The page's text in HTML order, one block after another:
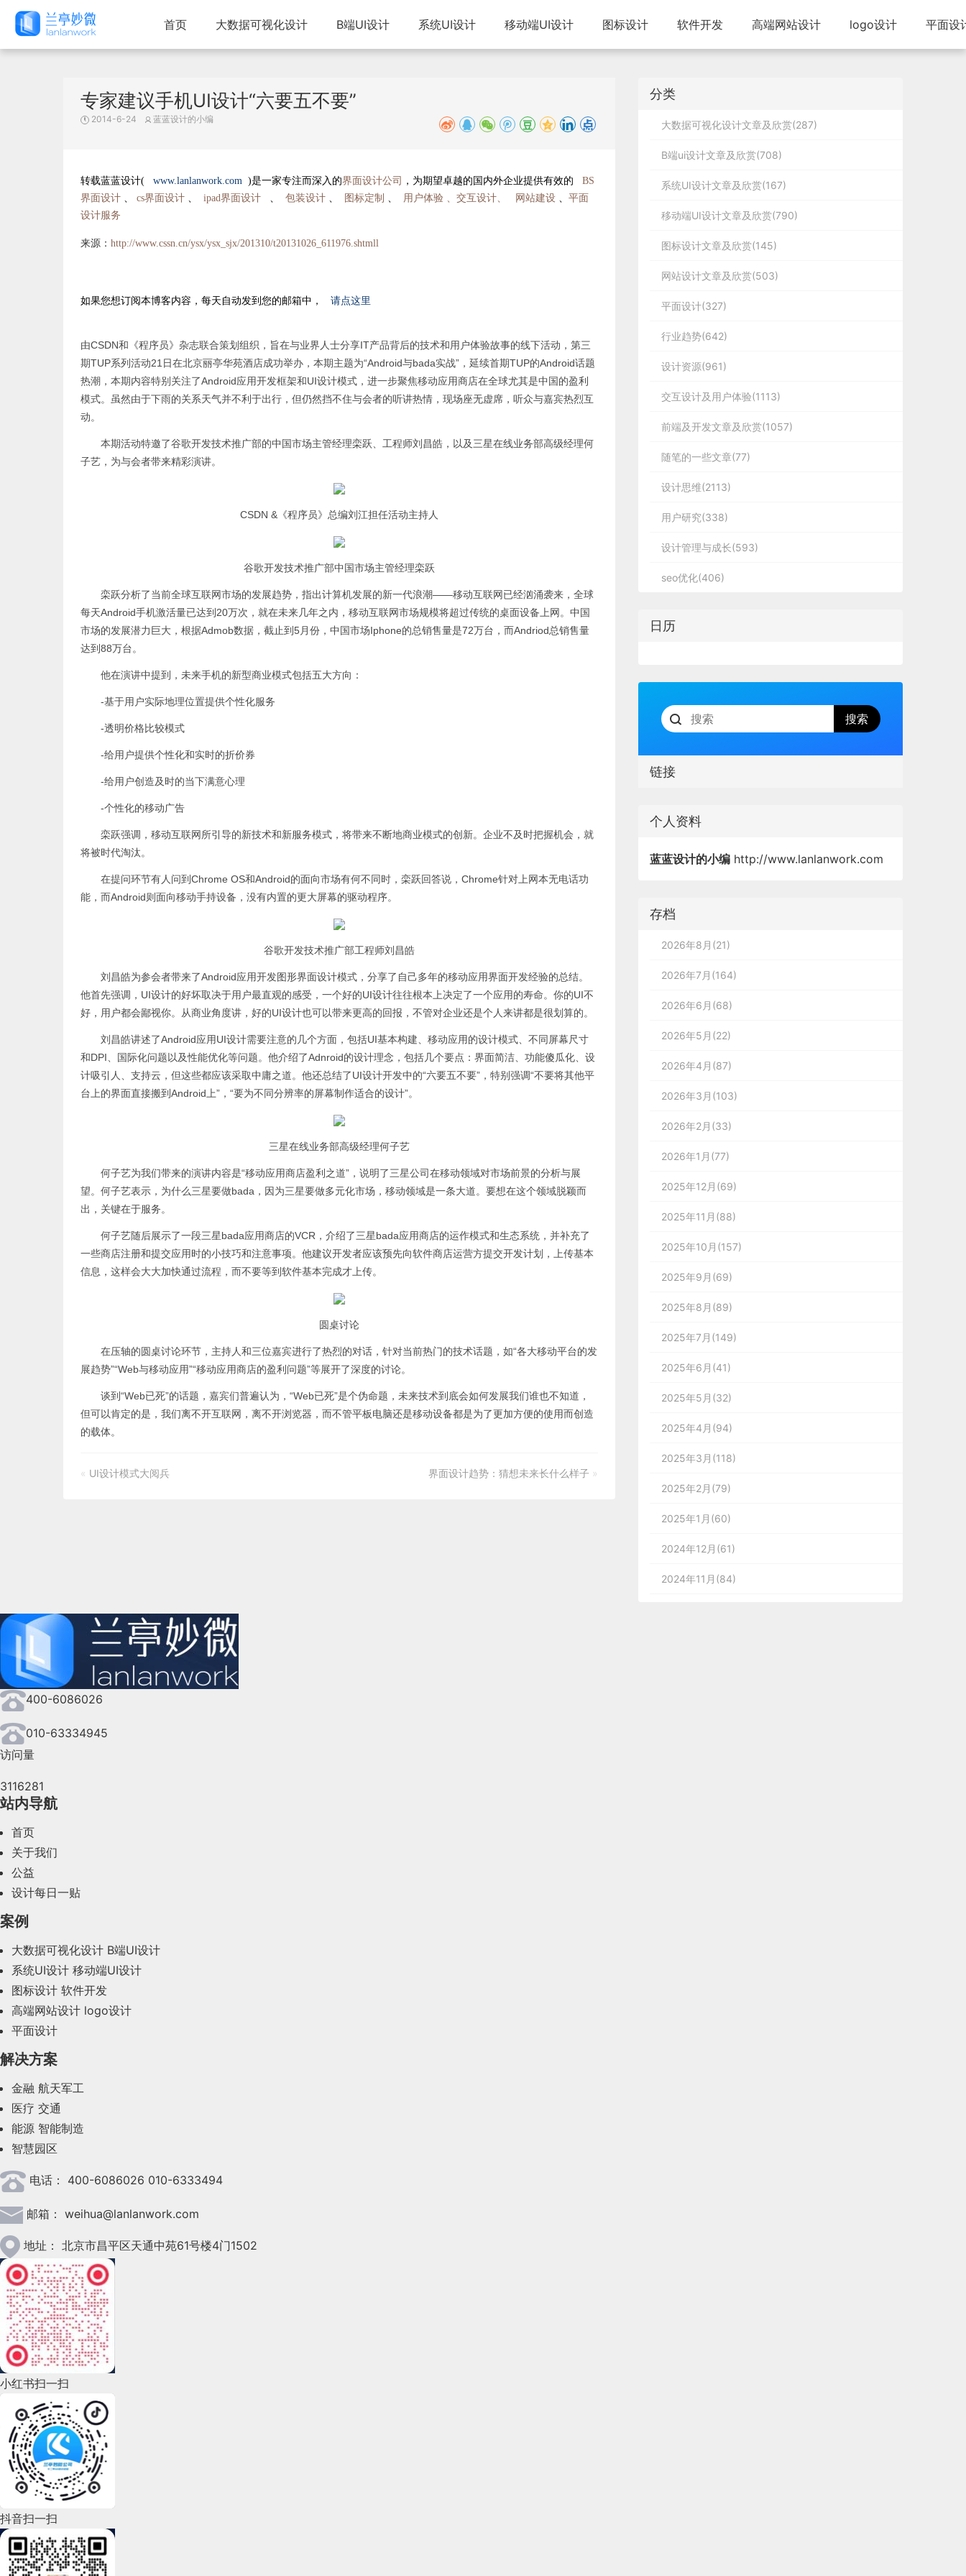
首页 大数据可视化设计 B端UI设计 系统UI设计 移动端UI设计 图标设计 软件开发 高端网站设计 logo设计 平面设
专家建议手机UI设计“六要五不要”
2014-6-24 蓝蓝设计的小编
转载蓝蓝设计( www.lanlanwork.com )是一家专注而深入的界面设计公司 ，为期望卓越的国内外企业提供有效的 BS
界面设计 、 cs界面设计 、 ipad界面设计 、 包装设计 、 图标定制 、 用户体验 、交互设计、 网站建设 、 平面
设计服务
来源： http://www.cssn.cn/ysx/ysx_sjx/201310/t20131026_611976.shtmll
如果您想订阅本博客内容，每天自动发到您的邮箱中， 请点这里
由CSDN和《程序员》杂志联合策划组织，旨在与业界人士分享IT产品背后的技术和用户体验故事的线下活动，第三
期TUP系列活动21日在北京丽亭华苑酒店成功举办，本期主题为“Android与bada实战”，延续首期TUP的Android话题
热潮，本期内容特别关注了Android应用开发框架和UI设计模式，进一步聚焦移动应用商店在全球尤其是中国的盈利
模式。虽然由于下雨的关系天气并不利于出行，但仍然挡不住与会者的听讲热情，现场座无虚席，听众与嘉宾热烈互
动。
本期活动特邀了谷歌开发技术推广部的中国市场主管经理栾跃、工程师刘昌皓，以及三星在线业务部高级经理何
子艺，为与会者带来精彩演讲。
CSDN &《程序员》总编刘江担任活动主持人
谷歌开发技术推广部中国市场主管经理栾跃
栾跃分析了当前全球互联网市场的发展趋势，指出计算机发展的新一代浪潮——移动互联网已经汹涌袭来，全球
每天Android手机激活量已达到20万次，就在未来几年之内，移动互联网市场规模将超过传统的桌面设备上网。中国
市场的发展潜力巨大，根据Admob数据，截止到5月份，中国市场Iphone的总销售量是72万台，而Andriod总销售量
达到88万台。
他在演讲中提到，未来手机的新型商业模式包括五大方向：
-基于用户实际地理位置提供个性化服务
-透明价格比较模式
-给用户提供个性化和实时的折价券
-给用户创造及时的当下满意心理
-个性化的移动广告
栾跃强调，移动互联网所引导的新技术和新服务模式，将带来不断地商业模式的创新。企业不及时把握机会，就
将被时代淘汰。
在提问环节有人问到Chrome OS和Android的面向市场有何不同时，栾跃回答说，Chrome针对上网本无电话功
能，而Android则面向移动手持设备，没有内置的更大屏幕的驱动程序。
谷歌开发技术推广部工程师刘昌皓
刘昌皓为参会者带来了Android应用开发图形界面设计模式，分享了自己多年的移动应用界面开发经验的总结。
他首先强调，UI设计的好坏取决于用户最直观的感受，一个好的UI设计往往根本上决定了一个应用的寿命。你的UI不
好，用户都会鄙视你。从商业角度讲，好的UI设计也可以带来更高的回报，不管对企业还是个人来讲都是很划算的。
刘昌皓讲述了Android应用UI设计需要注意的几个方面，包括UI基本构建、移动应用的设计模式、不同屏幕尺寸
和DPI、国际化问题以及性能优化等问题。他介绍了Adnroid的设计理念，包括几个要点：界面简洁、功能傻瓜化、设
计吸引人、支持云，但这些都应该采取中庸之道。他还总结了UI设计开发中的“六要五不要”，特别强调“不要将其他平
台上的界面直接搬到Android上”，“要为不同分辨率的屏幕制作适合的设计”。
三星在线业务部高级经理何子艺
何子艺为我们带来的演讲内容是“移动应用商店盈利之道”，说明了三星公司在移动领域对市场前景的分析与展
望。何子艺表示，为什么三星要做bada，因为三星要做多元化市场，移动领域是一条大道。要想在这个领域脱颖而
出，关键在于服务。
何子艺随后展示了一段三星bada应用商店的VCR，介绍了三星bada应用商店的运作模式和生态系统，并补充了
一些商店注册和提交应用时的小技巧和注意事项。他建议开发者应该预先向软件商店运营方提交开发计划，上传基本
信息，这样会大大加快通过流程，而不要等到软件基本完成才上传。
圆桌讨论
在压轴的圆桌讨论环节，主持人和三位嘉宾进行了热烈的对话，针对当前热门的技术话题，如“各大移动平台的发
展趋势”“Web与移动应用”“移动应用商店的盈利问题”等展开了深度的讨论。
谈到“Web已死”的话题，嘉宾们普遍认为，“Web已死”是个伪命题，未来技术到底会如何发展我们谁也不知道，
但可以肯定的是，我们离不开互联网，离不开浏览器，而不管平板电脑还是移动设备都是为了更加方便的使用而创造
的载体。
« UI设计模式大阅兵 界面设计趋势：猜想未来长什么样子 »
分类
大数据可视化设计文章及欣赏(287)
B端ui设计文章及欣赏(708)
系统UI设计文章及欣赏(167)
移动端UI设计文章及欣赏(790)
图标设计文章及欣赏(145)
网站设计文章及欣赏(503)
平面设计(327)
行业趋势(642)
设计资源(961)
交互设计及用户体验(1113)
前端及开发文章及欣赏(1057)
随笔的一些文章(77)
设计思维(2113)
用户研究(338)
设计管理与成长(593)
seo优化(406)
日历
链接
个人资料
蓝蓝设计的小编 http://www.lanlanwork.com
存档
2026年8月(21)
2026年7月(164)
2026年6月(68)
2026年5月(22)
2026年4月(87)
2026年3月(103)
2026年2月(33)
2026年1月(77)
2025年12月(69)
2025年11月(88)
2025年10月(157)
2025年9月(69)
2025年8月(89)
2025年7月(149)
2025年6月(41)
2025年5月(32)
2025年4月(94)
2025年3月(118)
2025年2月(79)
2025年1月(60)
2024年12月(61)
2024年11月(84)
400-6086026
010-63334945
访问量
3116281
站内导航
首页
关于我们
公益
设计每日一贴
案例
大数据可视化设计 B端UI设计
系统UI设计 移动端UI设计
图标设计 软件开发
高端网站设计 logo设计
平面设计
解决方案
金融 航天军工
医疗 交通
能源 智能制造
智慧园区
电话： 400-6086026 010-6333494
邮箱： weihua@lanlanwork.com
地址： 北京市昌平区天通中苑61号楼4门1502
小红书扫一扫
抖音扫一扫